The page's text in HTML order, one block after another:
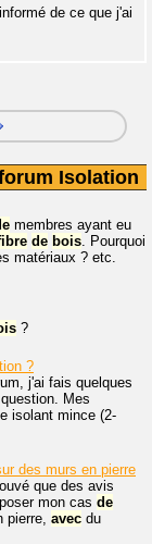
de ce que j'ai
Isolation
membres ayant eu
de bois. Pourquoi
matériaux ? etc.
?
?
j'ai fais quelques
Mes
isolant mince (2-
des murs en pierre
que des avis
mon cas de
pierre, avec du